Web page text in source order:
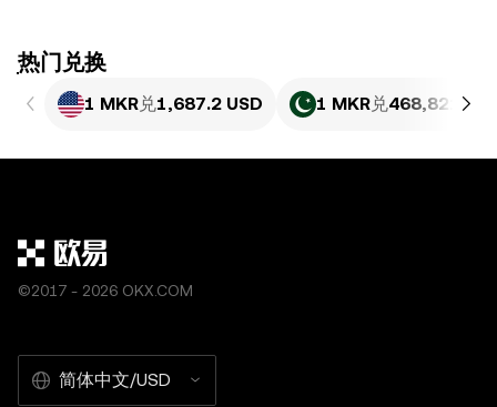
ִִִִִִִִִִִִִִִִִִִִִִִִִִִִִִִִִִִִִִִִִִִִִִִִ热门兑换
1 MKR兑1,687.2 USD 1 MKR兑468,821.63
©2017 - 2026 OKX.COM
简体中文/USD